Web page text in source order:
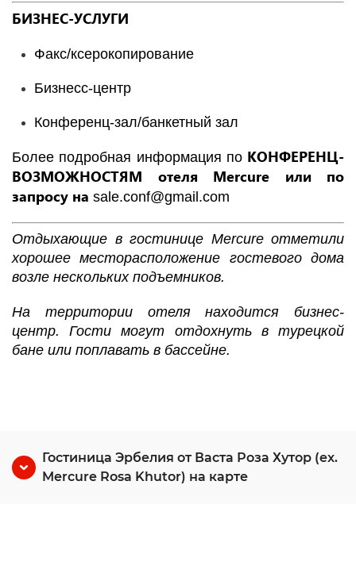
БИЗНЕС-УСЛУГИ
Факс/ксерокопирование
Бизнесс-центр
Конференц-зал/банкетный зал
Более подробная информация поКОНФЕРЕНЦ-
ВОЗМОЖНОСТЯМ отеля Mercure или по
запросу на sale.conf@gmail.com
Отдыхающие в гостинице Mercureотметили
хорошее месторасположение гостевого дома
возле нескольких подъемников.
На территории отеля находится бизнес-
центр. Гости могут отдохнуть в турецкой
бане или поплавать в бассейне.
Гостиница Эрбелия от Васта Роза Хутор (ex.
Mercure Rosa Khutor) на карте